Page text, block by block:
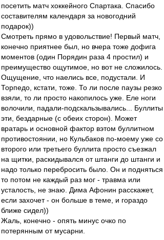
посетить матч хоккейного Спартака. Спасибо
составителям календаря за новогодний
подарок))
Смотреть прямо в удовольствие! Первый матч,
конечно приятнее был, но вчера тоже дофига
моментов (один Порядин раза 4 простил) и
преимущество ощутимое, но вот не сложилось.
Ощущение, что наелись все, подустали. И
Торпедо, кстати, тоже. То ли после паузы резко
взяли, то ли просто накопилось уже. Еле ноги
волочили, падали-подскальзывались... Буллиты
эти, бездарные (с обеих сторон). Может
вратарь и основной фактор вэтом буллитном
противостоянии, но Кульбаков по-моему уже со
второго или третьего буллита просто съезжал
на щитки, раскидывался от штанги до штанги и
надо только перебросить было. Он и подняться
то потом не каждый раз мог - травма или
усталость, не знаю. Дима Афонин расскажет,
если захочет - он больше в теме, и гораздо
ближе сидел))
Жаль, конечно - опять минус очко по
потерянным от мусарни.